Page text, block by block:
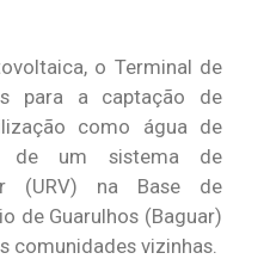
o Terminal de
para a captação de
como água de
de um sistema de
(URV) na Base de
de Guarulhos (Baguar)
comunidades vizinhas.